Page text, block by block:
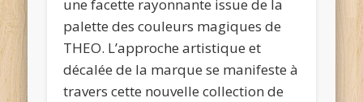
une facette rayonnante issue de la
palette des couleurs magiques de
THEO. L’approche artistique et
décalée de la marque se manifeste à
travers cette nouvelle collection de